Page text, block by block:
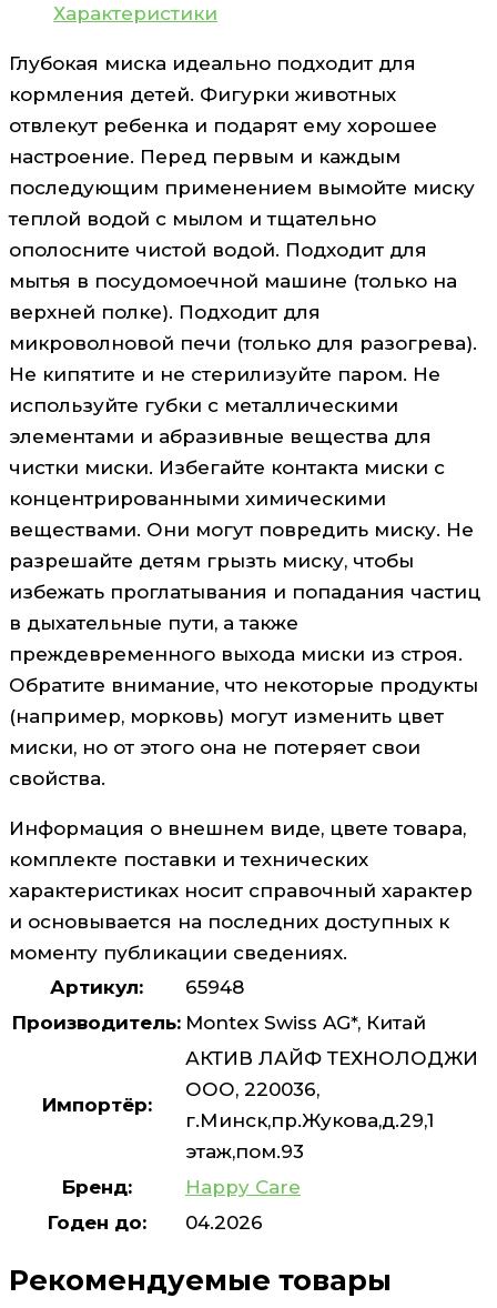
Характеристики
Глубокая миска идеально подходит для
кормления детей. Фигурки животных
отвлекут ребенка и подарят ему хорошее
настроение. Перед первым и каждым
последующим применением вымойте миску
теплой водой с мылом и тщательно
ополосните чистой водой. Подходит для
мытья в посудомоечной машине (только на
верхней полке). Подходит для
микроволновой печи (только для разогрева).
Не кипятите и не стерилизуйте паром. Не
используйте губки с металлическими
элементами и абразивные вещества для
чистки миски. Избегайте контакта миски с
концентрированными химическими
веществами. Они могут повредить миску. Не
разрешайте детям грызть миску, чтобы
избежать проглатывания и попадания частиц
в дыхательные пути, а также
преждевременного выхода миски из строя.
Обратите внимание, что некоторые продукты
(например, морковь) могут изменить цвет
миски, но от этого она не потеряет свои
свойства.
Информация о внешнем виде, цвете товара,
комплекте поставки и технических
характеристиках носит справочный характер
и основывается на последних доступных к
моменту публикации сведениях.
Артикул:
65948
Производитель: Montex Swiss AG*, Китай
Импортёр:
АКТИВ ЛАЙФ ТЕХНОЛОДЖИ
ООО, 220036,
г.Минск,пр.Жукова,д.29,1
этаж,пом.93
Бренд:
Happy Care
Годен до:
04.2026
Рекомендуемые товары